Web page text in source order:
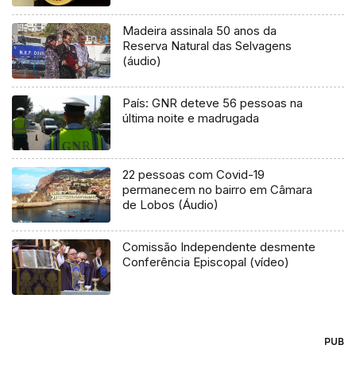
Madeira assinala 50 anos da
Reserva Natural das Selvagens
(áudio)
País: GNR deteve 56 pessoas na
última noite e madrugada
22 pessoas com Covid-19
permanecem no bairro em Câmara
de Lobos (Áudio)
Comissão Independente desmente
Conferência Episcopal (vídeo)
PUB